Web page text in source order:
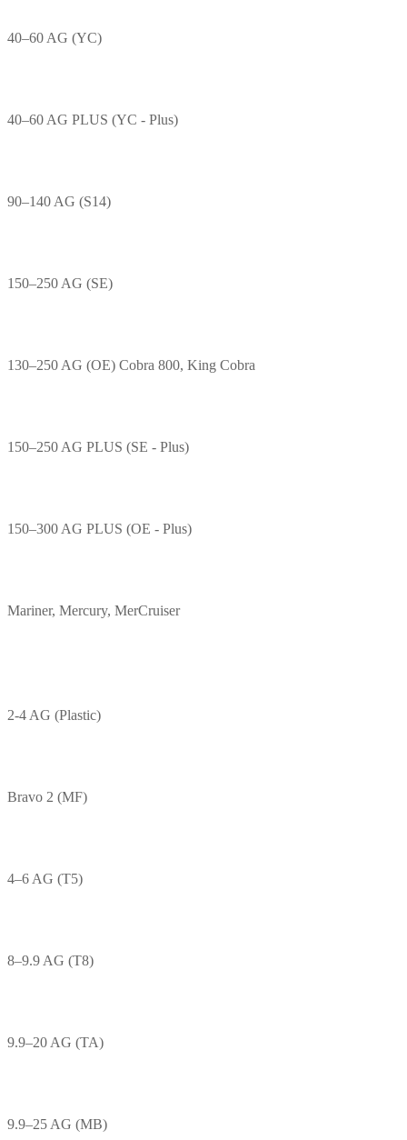
40–60 AG (YC)
40–60 AG PLUS (YC - Plus)
90–140 AG (S14)
150–250 AG (SE)
130–250 AG (OE) Cobra 800, King Cobra
150–250 AG PLUS (SE - Plus)
150–300 AG PLUS (OE - Plus)
Mariner, Mercury, MerCruiser
2-4 AG (Plastic)
Bravo 2 (MF)
4–6 AG (T5)
8–9.9 AG (T8)
9.9–20 AG (TA)
9.9–25 AG (MB)